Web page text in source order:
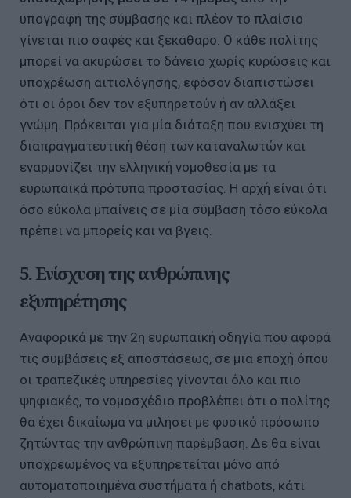
υπογραφή της σύμβασης και πλέον το πλαίσιο
γίνεται πιο σαφές και ξεκάθαρο. Ο κάθε πολίτης
μπορεί να ακυρώσει το δάνειο χωρίς κυρώσεις και
υποχρέωση αιτιολόγησης, εφόσον διαπιστώσει
ότι οι όροι δεν τον εξυπηρετούν ή αν αλλάξει
γνώμη. Πρόκειται για μία διάταξη που ενισχύει τη
διαπραγματευτική θέση των καταναλωτών και
εναρμονίζει την ελληνική νομοθεσία με τα
ευρωπαϊκά πρότυπα προστασίας. Η αρχή είναι ότι
όσο εύκολα μπαίνεις σε μία σύμβαση τόσο εύκολα
πρέπει να μπορείς και να βγεις.
5. Ενίσχυση της ανθρώπινης
εξυπηρέτησης
Αναφορικά με την 2η ευρωπαϊκή οδηγία που αφορά
τις συμβάσεις εξ αποστάσεως, σε μια εποχή όπου
οι τραπεζικές υπηρεσίες γίνονται όλο και πιο
ψηφιακές, το νομοσχέδιο προβλέπει ότι ο πολίτης
θα έχει δικαίωμα να μιλήσει με φυσικό πρόσωπο
ζητώντας την ανθρώπινη παρέμβαση. Δε θα είναι
υποχρεωμένος να εξυπηρετείται μόνο από
αυτοματοποιημένα συστήματα ή chatbots, κάτι